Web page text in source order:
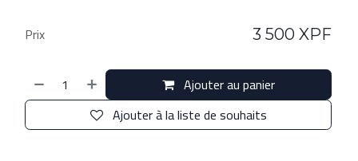
Ajouter au panier
Ajouter à la liste de souhaits
Prix 3 500 XPF